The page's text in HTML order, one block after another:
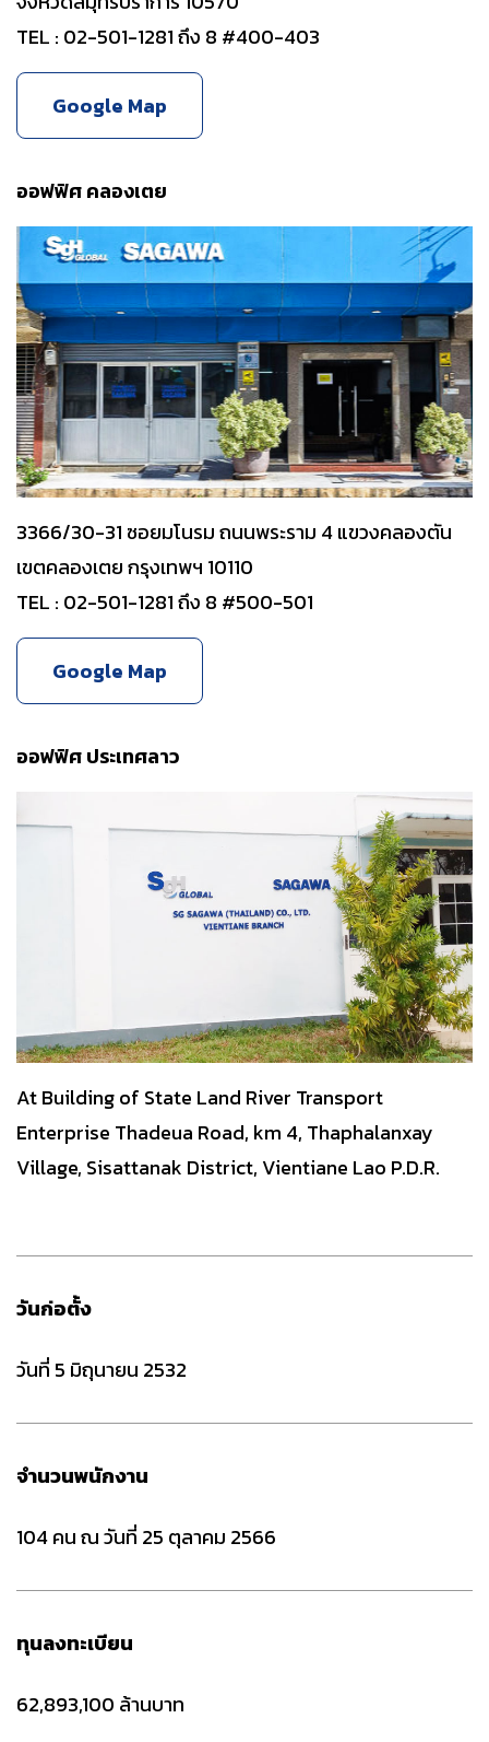
TEL : 02-501-1281 ถึง 8 #400-403
Google Map
ออฟฟิศ คลองเตย
3366/30-31 ซอยมโนรม ถนนพระราม 4 แขวงคลองตัน
เขตคลองเตย กรุงเทพฯ 10110
TEL : 02-501-1281 ถึง 8 #500-501
Google Map
ออฟฟิศ ประเทศลาว
At Building of State Land River Transport
Enterprise Thadeua Road, km 4, Thaphalanxay
Village, Sisattanak District, Vientiane Lao P.D.R.
วันก่อตั้ง
วันที่ 5 มิถุนายน 2532
จำนวนพนักงาน
104 คน ณ วันที่ 25 ตุลาคม 2566
ทุนลงทะเบียน
62,893,100 ล้านบาท